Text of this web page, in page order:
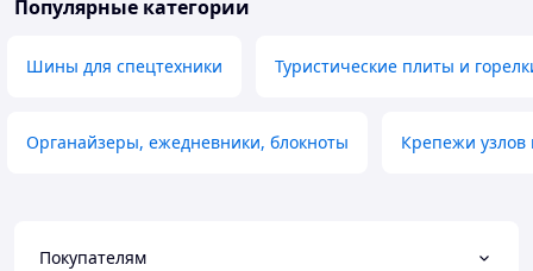
Популярные категории
Шины для спецтехники Туристические плиты и
Органайзеры, ежедневники, блокноты Крепежи узлов
Покупателям